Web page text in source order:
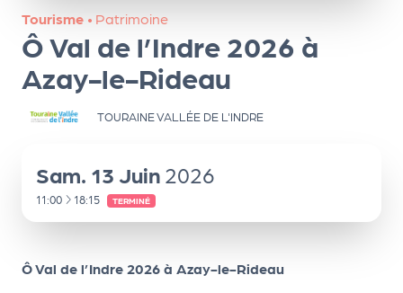
Tourisme • Patrimoine
Ô Val de l’Indre 2026 à
Azay-le-Rideau
TOURAINE VALLÉE DE L'INDRE
Sam. 13 Juin 2026
11:00 À
18:15 TERMINÉ
Ô Val de l’Indre 2026 à Azay-le-Rideau
ns
PR
O
G!
O
G!
Le
Ma
g